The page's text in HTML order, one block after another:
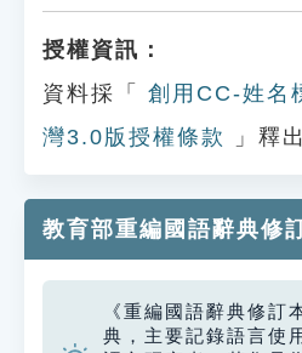
授權資訊：
資料採「
創用CC-姓名
灣3.0版授權條款
」釋出
教育部重編國語辭典修
《重編國語辭典修訂
典，主要記錄語言使